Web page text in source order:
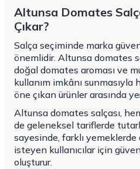
Altunsa Domates
Çıkar?
Salça seçiminde marka
önemlidir. Altunsa domates
doğal domates aroması ve
kullanım imkânı sunmasıyla
öne çıkan ürünler arasında
Altunsa domates salçası,
de geleneksel tariflerde
sayesinde, farklı yemeklerde
isteyen kullanıcılar için
oluşturur.